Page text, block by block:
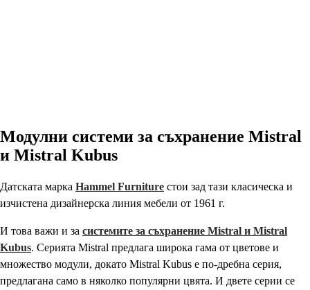
Модулни системи за съхранение Mistral
и Mistral Kubus
Датската марка Hammel Furniture стои зад тази класическа и
изчистена дизайнерска линия мебели от 1961 г.
И това важи и за системите за съхранение Mistral и Mistral
Kubus. Серията Mistral предлага широка гама от цветове и
множество модули, докато Mistral Kubus е по-дребна серия,
предлагана само в няколко популярни цвята. И двете серии се